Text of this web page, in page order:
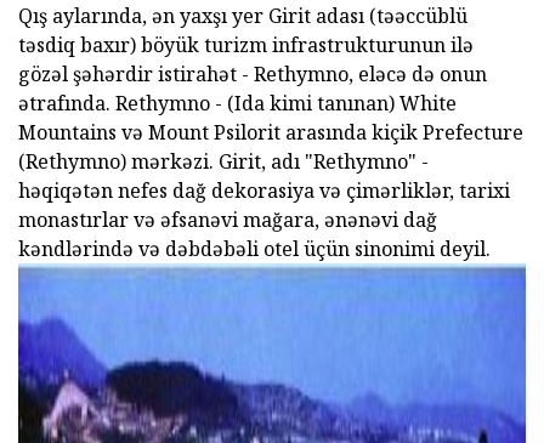
Qış aylarında, ən yaxşı yer Girit adası (təəccüblü
təsdiq baxır) böyük turizm infrastrukturunun ilə
gözəl şəhərdir istirahət - Rethymno, eləcə də onun
ətrafında. Rethymno - (Ida kimi tanınan) White
Mountains və Mount Psilorit arasında kiçik Prefecture
(Rethymno) mərkəzi. Girit, adı "Rethymno" -
həqiqətən nefes dağ dekorasiya və çimərliklər, tarixi
monastırlar və əfsanəvi mağara, ənənəvi dağ
kəndlərində və dəbdəbəli otel üçün sinonimi deyil.